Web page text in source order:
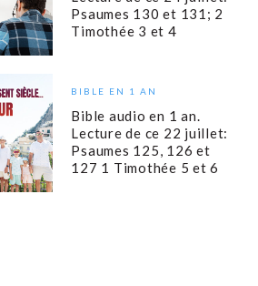
Psaumes 130 et 131; 2
Timothée 3 et 4
BIBLE EN 1 AN
Bible audio en 1 an.
Lecture de ce 22 juillet:
Psaumes 125, 126 et
127 1 Timothée 5 et 6